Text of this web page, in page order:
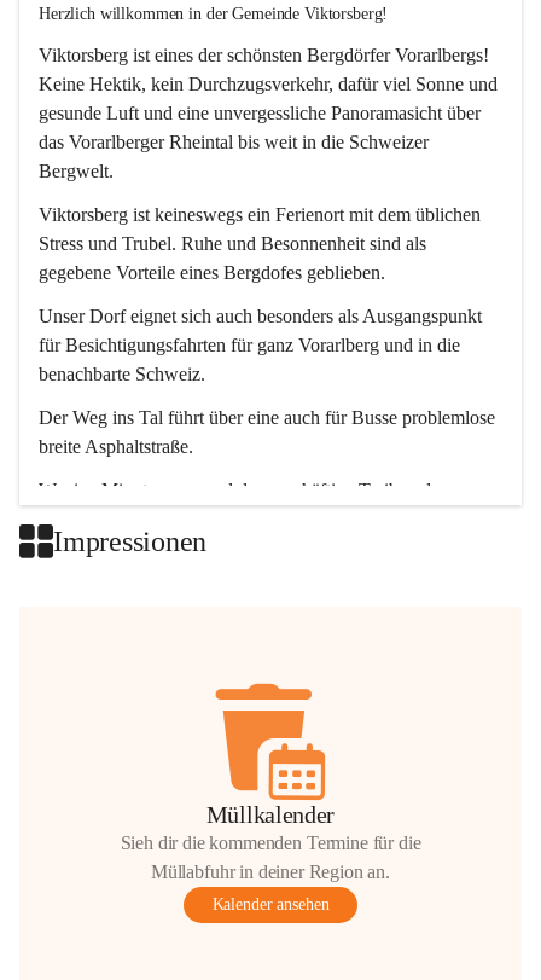
Herzlich willkommen in der Gemeinde Viktorsberg!
Viktorsberg ist eines der schönsten Bergdörfer Vorarlbergs!
Keine Hektik, kein Durchzugsverkehr, dafür viel Sonne und
gesunde Luft und eine unvergessliche Panoramasicht über
das Vorarlberger Rheintal bis weit in die Schweizer
Bergwelt.
Viktorsberg ist keineswegs ein Ferienort mit dem üblichen
Stress und Trubel. Ruhe und Besonnenheit sind als
gegebene Vorteile eines Bergdofes geblieben.
Unser Dorf eignet sich auch besonders als Ausgangspunkt
für Besichtigungsfahrten für ganz Vorarlberg und in die
benachbarte Schweiz.
Der Weg ins Tal führt über eine auch für Busse problemlose
breite Asphaltstraße.
Wenige Minuten nur, und das geschäftige Treiben der
Impressionen
Müllkalender
Sieh dir die kommenden Termine für die
Müllabfuhr in deiner Region an.
Kalender ansehen